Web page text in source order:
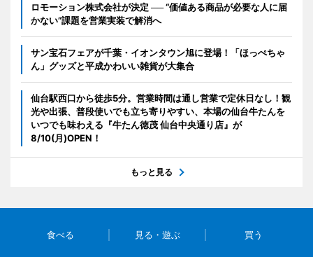
ロモーション株式会社が決定 ── “価値ある商品が必要な人に届
かない”課題を営業実装で解消へ
サン宝石フェアが千葉・イオンタウン旭に登場！「ほっぺちゃ
ん」グッズと平成かわいい雑貨が大集合
仙台駅西口から徒歩5分。営業時間は通し営業で定休日なし！観
光や出張、普段使いでも立ち寄りやすい、本場の仙台牛たんを
いつでも味わえる『牛たん徳茂 仙台中央通り店』が
8/10(月)OPEN！
もっと見る
食べる 見る・遊ぶ 買う